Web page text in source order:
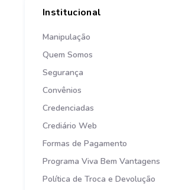
Institucional
Manipulação
Quem Somos
Segurança
Convênios
Credenciadas
Crediário Web
Formas de Pagamento
Programa Viva Bem Vantagens
Política de Troca e Devolução